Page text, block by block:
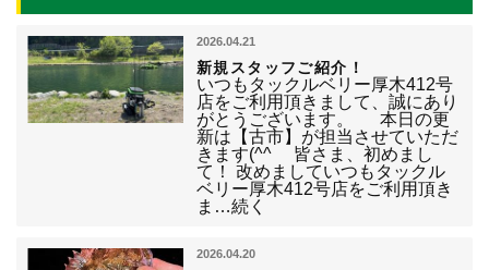
2026.04.21
新規スタッフご紹介！
いつもタックルベリー厚木412号
店をご利用頂きまして、誠にあり
がとうございます。 本日の更
新は【古市】が担当させていただ
きます(^^ゞ 皆さま、初めまし
て！ 改めましていつもタックル
ベリー厚木412号店をご利用頂き
ま…続く
2026.04.20